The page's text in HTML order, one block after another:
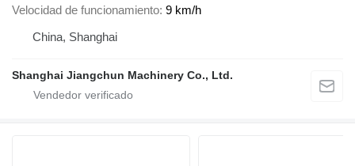
Velocidad de funcionamiento 9 km/h
China, Shanghai
Shanghai Jiangchun Machinery Co., Ltd.